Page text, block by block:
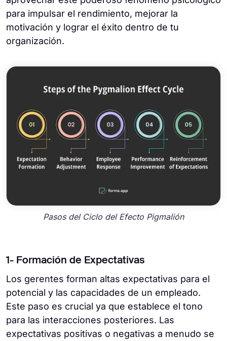
para impulsar el rendimiento, mejorar la
motivación y lograr el éxito dentro de tu
organización.
Pasos del Ciclo del Efecto Pigmalión
1- Formación de Expectativas
Los gerentes forman altas expectativas para el
potencial y las capacidades de un empleado.
Este paso es crucial ya que establece el tono
para las interacciones posteriores. Las
expectativas positivas o negativas a menudo se